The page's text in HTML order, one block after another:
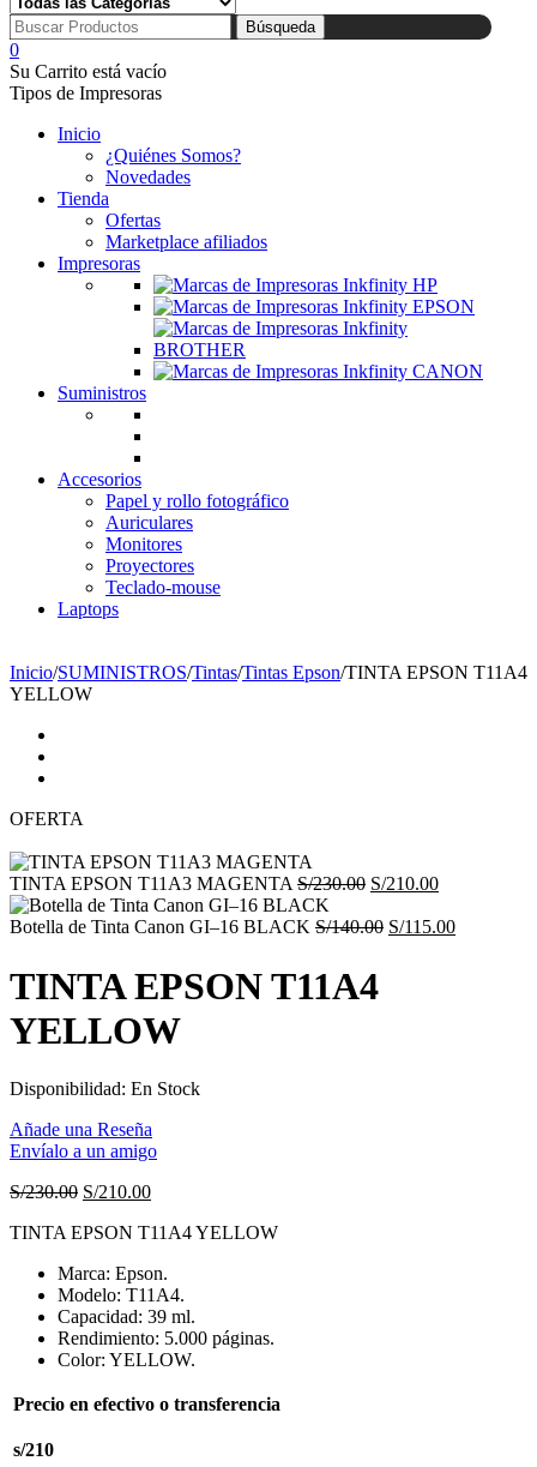
0
Su Carrito está vacío
Tipos de Impresoras
Inicio
¿Quiénes Somos?
Novedades
Tienda
Ofertas
Marketplace afiliados
Impresoras
Suministros
Accesorios
Papel y rollo fotográfico
Auriculares
Monitores
Proyectores
Teclado-mouse
Laptops
Inicio/SUMINISTROS/Tintas/Tintas Epson/TINTA EPSON T11A4
YELLOW
OFERTA
TINTA EPSON T11A3 MAGENTA S/230.00 El
original
S/210.00El
actual
Botella de Tinta Canon GI–16 BLACK S/140.00 El
S/115.00El
TINTA EPSON T11A4
YELLOW
Disponibilidad: En Stock
Añade una Reseña
Envíalo a un amigo
S/230.00 El
original
S/230.00.
S/210.00El
actual
S/210.00.
TINTA EPSON T11A4 YELLOW
Marca: Epson.
Modelo: T11A4.
Capacidad: 39 ml.
Rendimiento: 5.000 páginas.
Color: YELLOW.
Precio en efectivo o transferencia
s/210